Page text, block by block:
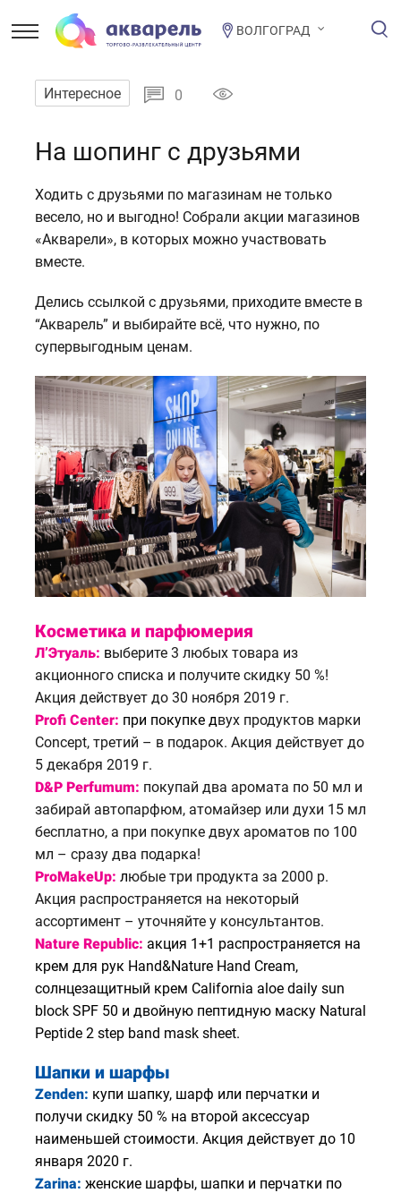
ВОЛГОГРАД
Интересное 0
На шопинг с друзьями
Ходить с друзьями по магазинам не только
весело, но и выгодно! Собрали акции магазинов
«Акварели», в которых можно участвовать
вместе.
Делись ссылкой с друзьями, приходите вместе в
“Акварель” и выбирайте всё, что нужно, по
супервыгодным ценам.
Косметика и парфюмерия
Л’Этуаль: выберите 3 любых товара из
акционного списка и получите скидку 50 %!
Акция действует до 30 ноября 2019 г.
Profi Center: при покупке двух продуктов марки
Concept, третий – в подарок. Акция действует до
5 декабря 2019 г.
D&P Perfumum: покупай два аромата по 50 мл и
забирай автопарфюм, атомайзер или духи 15 мл
бесплатно, а при покупке двух ароматов по 100
мл – сразу два подарка!
ProMakeUp: любые три продукта за 2000 р.
Акция распространяется на некоторый
ассортимент – уточняйте у консультантов.
Nature Republic: акция 1+1 распространяется на
крем для рук Hand&Nature Hand Cream,
солнцезащитный крем California aloe daily sun
block SPF 50 и двойную пептидную маску Natural
Peptide 2 step band mask sheet.
Шапки и шарфы
Zenden: купи шапку, шарф или перчатки и
получи скидку 50 % на второй аксессуар
наименьшей стоимости. Акция действует до 10
января 2020 г.
Zarina: женские шарфы, шапки и перчатки по